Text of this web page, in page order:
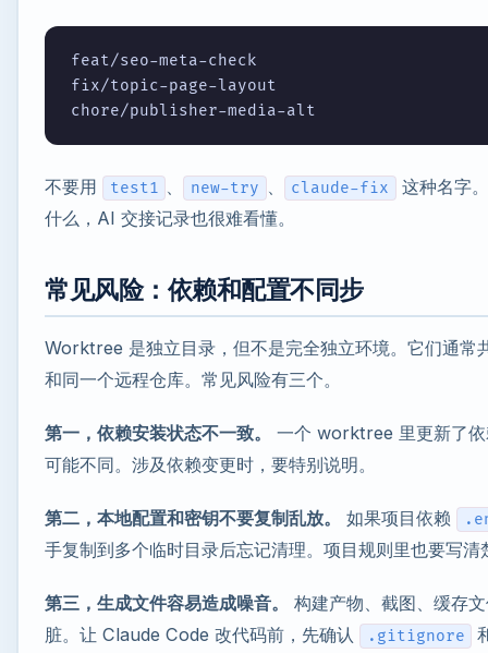
feat/seo-meta-check
fix/topic-page-layout
不要用 test1 、 new-try 、 claude-fix
这种名字
什么，AI 交接记录也很难看懂。
常见风险：依赖和配置不同步
Worktree 是独立目录，但不是完全独立环境。它们通常
和同一个远程仓库。常见风险有三个。
第一，依赖安装状态不一致。
一个 worktree 里更新了
可能不同。涉及依赖变更时，要特别说明。
第二，本地配置和密钥不要复制乱放。 如果项目依赖
手复制到多个临时目录后忘记清理。项目规则里也要写清
第三，生成文件容易造成噪音。
构建产物、截图、缓存
脏。让 Claude Code 改代码前，先确认
.gitignore